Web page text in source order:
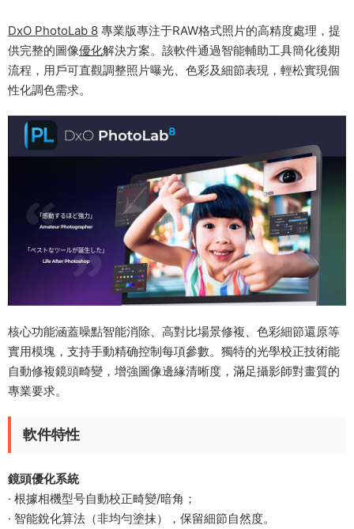
DxO PhotoLab 8 專業版專注于RAW格式照片的高精度處理，提
供完整的圖像優化解決方案。該軟件通過智能輔助工具簡化後期
流程，用戶可直觀調整照片曝光、色彩及細節表現，輕松實現個
性化調色需求。
核心功能涵蓋噪點智能消除、高對比場景修複、色彩細節還原等
實用模塊，支持手動精确控制每項參數。獨特的光學校正技術能
自動修複鏡頭畸變，增強圖像邊緣清晰度，滿足攝影師對畫質的
專業要求。
軟件特性
鏡頭優化系統​
· 根據相機型号自動校正畸變/暗角；
· 智能銳化算法（非均勻塗抹），保留細節自然度。